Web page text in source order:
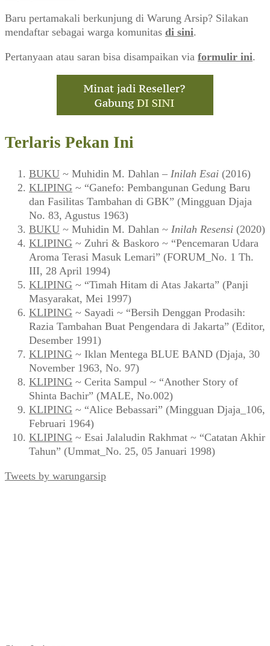
Baru pertamakali berkunjung di Warung Arsip? Silakan
mendaftar sebagai warga komunitas di sini.
Pertanyaan atau saran bisa disampaikan via formulir ini.
Terlaris Pekan Ini
BUKU ~ Muhidin M. Dahlan – Inilah Esai (2016)
KLIPING ~ “Ganefo: Pembangunan Gedung Baru
dan Fasilitas Tambahan di GBK” (Mingguan Djaja
No. 83, Agustus 1963)
BUKU ~ Muhidin M. Dahlan ~ Inilah Resensi (2020)
KLIPING ~ Zuhri & Baskoro ~ “Pencemaran Udara
Aroma Terasi Masuk Lemari” (FORUM_No. 1 Th.
III, 28 April 1994)
KLIPING ~ “Timah Hitam di Atas Jakarta” (Panji
Masyarakat, Mei 1997)
KLIPING ~ Sayadi ~ “Bersih Denggan Prodasih:
Razia Tambahan Buat Pengendara di Jakarta” (Editor,
Desember 1991)
KLIPING ~ Iklan Mentega BLUE BAND (Djaja, 30
November 1963, No. 97)
KLIPING ~ Cerita Sampul ~ “Another Story of
Shinta Bachir” (MALE, No.002)
KLIPING ~ “Alice Bebassari” (Mingguan Djaja_106,
Februari 1964)
KLIPING ~ Esai Jalaludin Rakhmat ~ “Catatan Akhir
Tahun” (Ummat_No. 25, 05 Januari 1998)
Tweets by warungarsip